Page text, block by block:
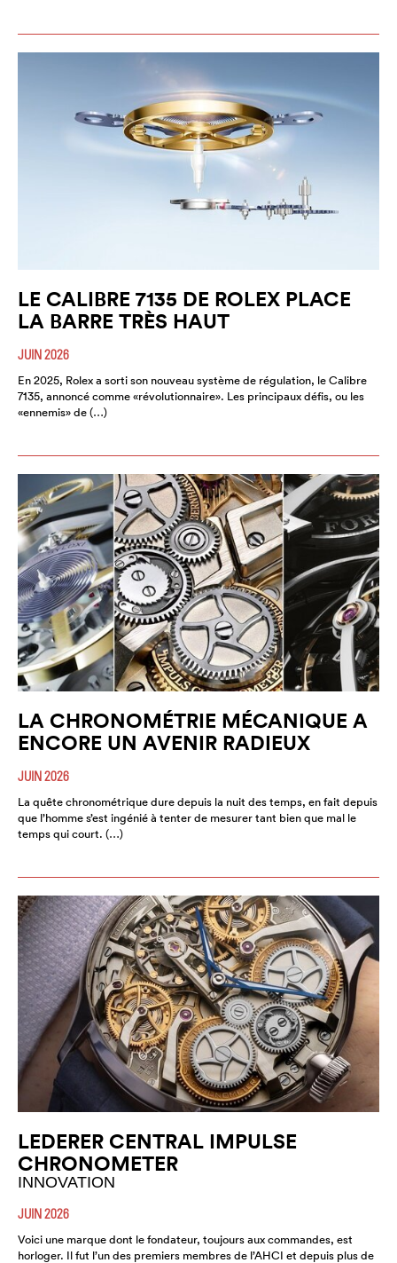
LE CALIBRE 7135 DE ROLEX PLACE
LA BARRE TRÈS HAUT
JUIN 2026
En 2025, Rolex a sorti son nouveau système de régulation, le Calibre
7135, annoncé comme «révolutionnaire». Les principaux défis, ou les
«ennemis» de (…)
LA CHRONOMÉTRIE MÉCANIQUE A
ENCORE UN AVENIR RADIEUX
JUIN 2026
La quête chronométrique dure depuis la nuit des temps, en fait depuis
que l’homme s’est ingénié à tenter de mesurer tant bien que mal le
temps qui court. (…)
LEDERER CENTRAL IMPULSE
CHRONOMETER
INNOVATION
JUIN 2026
Voici une marque dont le fondateur, toujours aux commandes, est
horloger. Il fut l’un des premiers membres de l’AHCI et depuis plus de